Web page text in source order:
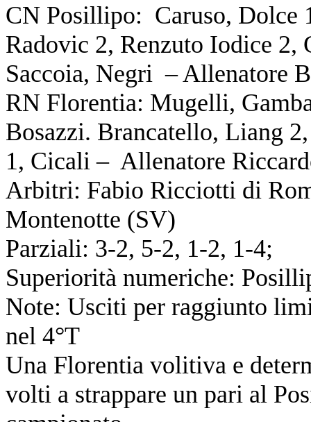
CN Posillipo: Caruso, Dolce
Radovic 2, Renzuto Iodice
Saccoia, Negri – Allenatore
RN Florentia: Mugelli,
Bosazzi. Brancatello, Liang
1, Cicali – Allenatore
Arbitri: Fabio Ricciotti di
Montenotte (SV)
Parziali: 3-2, 5-2, 1-2, 1-4;
Superiorità numeriche:
Note: Usciti per raggiunto
nel 4°T
Una Florentia volitiva e
volti a strappare un pari al